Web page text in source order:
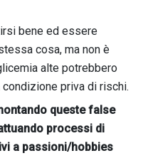
bene ed essere
cosa, ma non è
alte potrebbero
priva di rischi.
queste false
processi di
a passioni/hobbies